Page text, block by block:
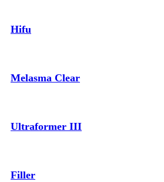
Hifu
Melasma Clear
Ultraformer III
Filler